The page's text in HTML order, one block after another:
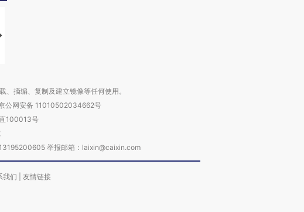
【推广】走进第四届链博
摘编、复制及建立镜像等任何使用。
公网安备 11010502034662号
100013号
举报邮箱：laixin@caixin.com
我们 友情链接